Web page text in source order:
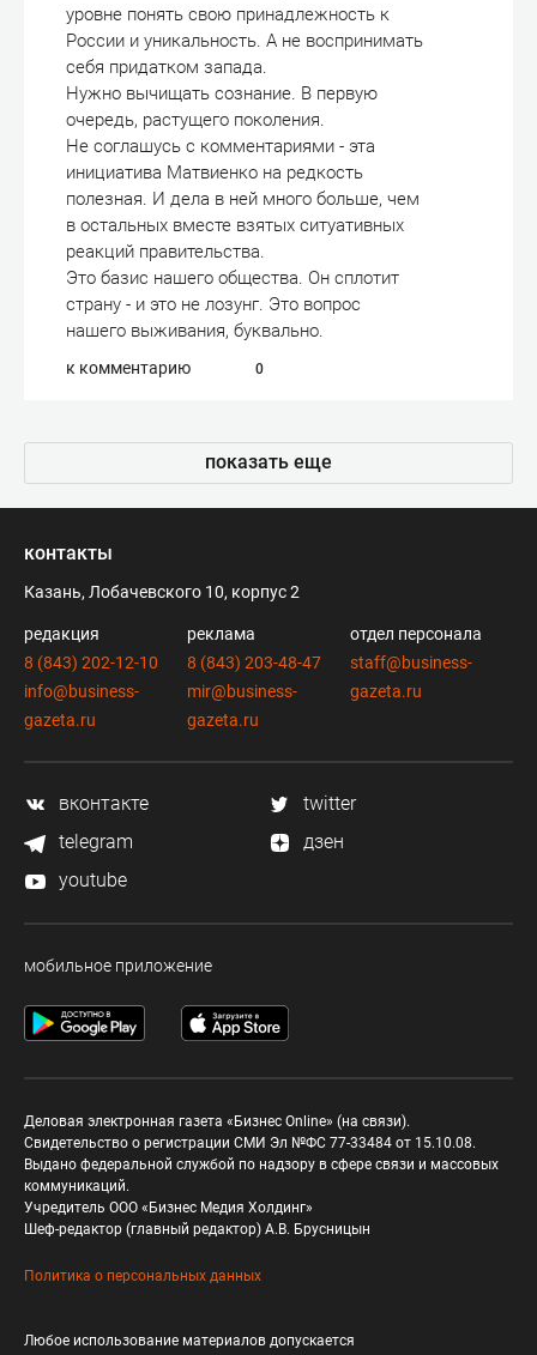
уровне понять свою принадлежность к
России и уникальность. А не воспринимать
себя придатком запада.
Нужно вычищать сознание. В первую
очередь, растущего поколения.
Не соглашусь с комментариями - эта
инициатива Матвиенко на редкость
полезная. И дела в ней много больше, чем
в остальных вместе взятых ситуативных
реакций правительства.
Это базис нашего общества. Он сплотит
страну - и это не лозунг. Это вопрос
нашего выживания, буквально.
к комментарию 0
показать еще
контакты
Казань, Лобачевского 10, корпус 2
редакция
8 (843) 202-12-10
info@business-
gazeta.ru
реклама
8 (843) 203-48-47
mir@business-
gazeta.ru
отдел персонала
staff@business-
gazeta.ru
вконтакте
twitter
telegram
дзен
youtube
мобильное приложение
Деловая электронная газета «Бизнес Online» (на связи).
Свидетельство о регистрации СМИ Эл №ФС 77-33484 от 15.10.08.
Выдано федеральной службой по надзору в сфере связи и массовых
коммуникаций.
Учредитель ООО «Бизнес Медия Холдинг»
Шеф-редактор (главный редактор) А.В. Брусницын
Политика о персональных данных
Любое использование материалов допускается